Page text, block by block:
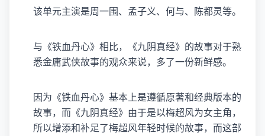
该单元主演是周一围、孟子义、何与、陈都灵等。
与《铁血丹心》相比，《九阴真经》的故事对于熟
悉金庸武侠故事的观众来说，多了一份新鲜感。
因为《铁血丹心》基本上是遵循原著和经典版本的
故事，而《九阴真经》由于是以梅超风为女主角，
所以增添和补足了梅超风年轻时候的故事，而这部